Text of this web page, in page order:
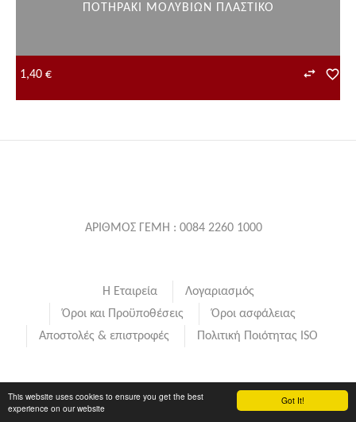
Got It!
This website uses cookies to ensure you get the best
experience on our website
ΠΟΤΗΡΑΚΙ ΜΟΛΥΒΙΩΝ ΠΛΑΣΤΙΚΟ
1,40 €
ΑΡΙΘΜΟΣ ΓΕΜΗ : 0084 2260 1000
Η Εταιρεία
Λογαριασμός
Όροι και Προϋποθέσεις
Όροι ασφάλειας
Αποστολές & επιστροφές
Πολιτική Ποιότητας ISO
Δημιουργία Λογαριασμού Παραγγελίες
Σύγκρινε